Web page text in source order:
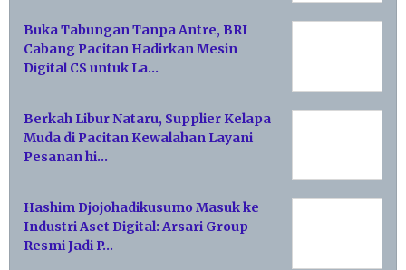
Buka Tabungan Tanpa Antre, BRI
Cabang Pacitan Hadirkan Mesin
Digital CS untuk La…
Berkah Libur Nataru, Supplier Kelapa
Muda di Pacitan Kewalahan Layani
Pesanan hi…
Hashim Djojohadikusumo Masuk ke
Industri Aset Digital: Arsari Group
Resmi Jadi P…